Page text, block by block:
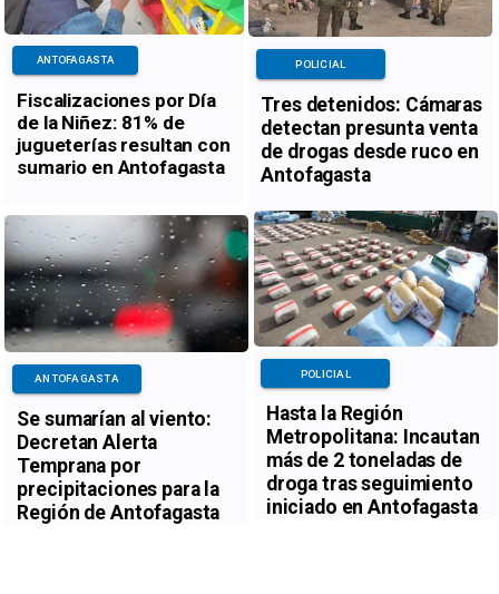
Fiscalizaciones por Día
de la Niñez: 81% de
jugueterías resultan con
sumario en Antofagasta
ANTOFAGASTA
Tres detenidos: Cámaras
detectan presunta venta
de drogas desde ruco en
Antofagasta
POLICIAL
Se sumarían al viento:
Decretan Alerta
Temprana por
precipitaciones para la
Región de Antofagasta
ANTOFAGASTA
Hasta la Región
Metropolitana: Incautan
más de 2 toneladas de
droga tras seguimiento
iniciado en Antofagasta
POLICIAL